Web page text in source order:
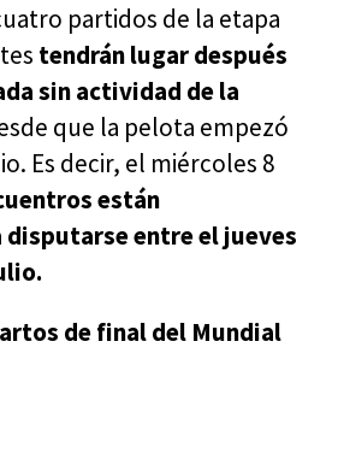
partidos de la etapa
tendrán lugar después
sin actividad de la
que la pelota empezó
Es decir, el miércoles 8
están
disputarse entre el jueves
de final del Mundial